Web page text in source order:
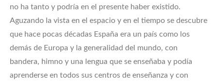
no ha tanto y podría en el presente haber existido.
Aguzando la vista en el espacio y en el tiempo se descubre
que hace pocas décadas España era un país como los
demás de Europa y la generalidad del mundo, con
bandera, himno y una lengua que se enseñaba y podía
aprenderse en todos sus centros de enseñanza y con